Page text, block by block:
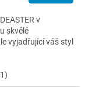
v
skvělé
vyjadřující váš styl